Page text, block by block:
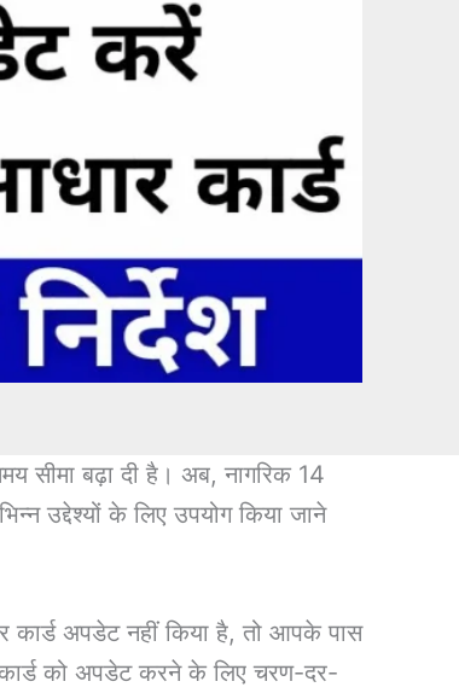
सीमा बढ़ा दी है। अब, नागरिक 14
उद्देश्यों के लिए उपयोग किया जाने
कार्ड अपडेट नहीं किया है, तो आपके पास
को अपडेट करने के लिए चरण-दर-